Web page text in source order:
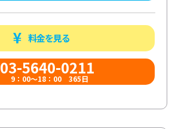
料金を見る
03-5640-0211
9：00～18：00 365日